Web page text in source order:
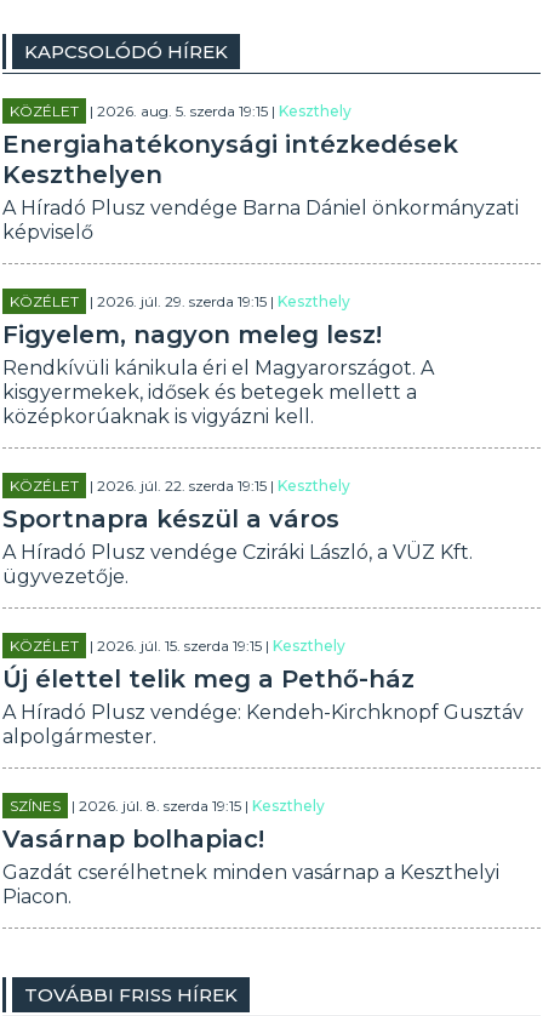
KAPCSOLÓDÓ HÍREK
KÖZÉLET | 2026. aug. 5. szerda 19:15 |Keszthely
Energiahatékonysági intézkedések
Keszthelyen
A Híradó Plusz vendége Barna Dániel önkormányzati
képviselő
KÖZÉLET | 2026. júl. 29. szerda 19:15 |Keszthely
Figyelem, nagyon meleg lesz!
Rendkívüli kánikula éri el Magyarországot. A
kisgyermekek, idősek és betegek mellett a
középkorúaknak is vigyázni kell.
KÖZÉLET | 2026. júl. 22. szerda 19:15 |Keszthely
Sportnapra készül a város
A Híradó Plusz vendége Cziráki László, a VÜZ Kft.
ügyvezetője.
KÖZÉLET | 2026. júl. 15. szerda 19:15 |Keszthely
Új élettel telik meg a Pethő-ház
A Híradó Plusz vendége: Kendeh-Kirchknopf Gusztáv
alpolgármester.
SZÍNES | 2026. júl. 8. szerda 19:15 |Keszthely
Vasárnap bolhapiac!
Gazdát cserélhetnek minden vasárnap a Keszthelyi
Piacon.
TOVÁBBI FRISS HÍREK